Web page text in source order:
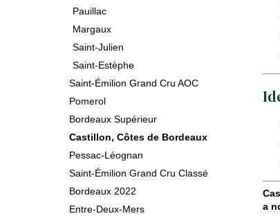
Pauillac
Margaux
Saint-Julien
Saint-Estèphe
Saint-Émilion Grand Cru AOC
Pomerol
Bordeaux Supérieur
Castillon, Côtes de Bordeaux
Pessac-Léognan
Saint-Émilion Grand Cru Classé
Bordeaux 2022
Entre‑Deux‑Mers
a
bio
cava
vita
vivet
brut
269
Kč
primitivo
manduria
stilio
doc
2023